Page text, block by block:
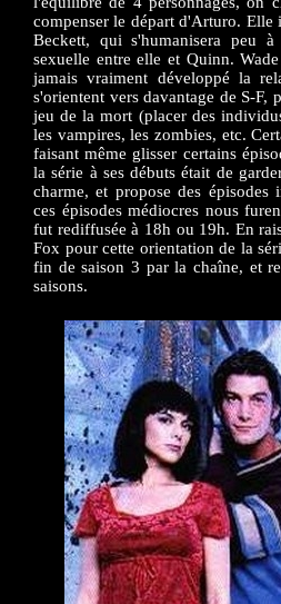
compenser le départ d'Arturo. Elle
Beckett, qui s'humanisera peu
sexuelle entre elle et Quinn.
jamais vraiment développé la
s'orientent vers davantage de S-F,
jeu de la mort (placer des
les vampires, les zombies, etc.
faisant même glisser certains
la série à ses débuts était de
charme, et propose des épisodes
ces épisodes médiocres nous
fut rediffusée à 18h ou 19h. En
Fox pour cette orientation de la
fin de saison 3 par la chaîne, et
saisons.